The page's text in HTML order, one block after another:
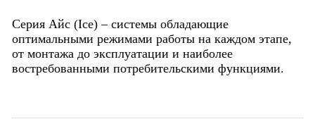
Серия Айс (Ice) – системы обладающие
оптимальными режимами работы на каждом этапе,
от монтажа до эксплуатации и наиболее
востребованными потребительскими функциями.